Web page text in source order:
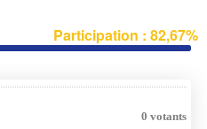
Participation : 82,67%
0 votants